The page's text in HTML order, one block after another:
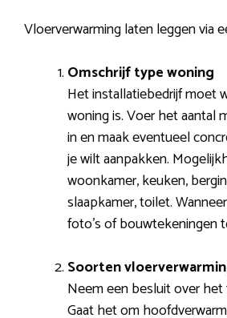
Vloerverwarming laten leggen via
Omschrijf type woning
Het installatiebedrijf moet
woning is. Voer het aantal
in en maak eventueel
je wilt aanpakken.
woonkamer, keuken,
slaapkamer, toilet.
foto’s of bouwtekeningen
Soorten
Neem een besluit over
Gaat het om